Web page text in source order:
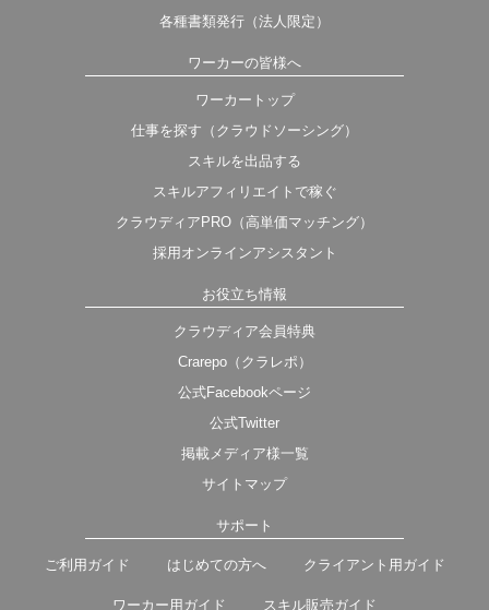
各種書類発行（法人限定）
ワーカーの皆様へ
ワーカートップ
仕事を探す（クラウドソーシング）
スキルを出品する
スキルアフィリエイトで稼ぐ
クラウディアPRO（高単価マッチング）
採用オンラインアシスタント
お役立ち情報
クラウディア会員特典
Crarepo（クラレポ）
公式Facebookページ
公式Twitter
掲載メディア様一覧
サイトマップ
サポート
ご利用ガイド はじめての方へ クライアント用ガイド
ワーカー用ガイド スキル販売ガイド